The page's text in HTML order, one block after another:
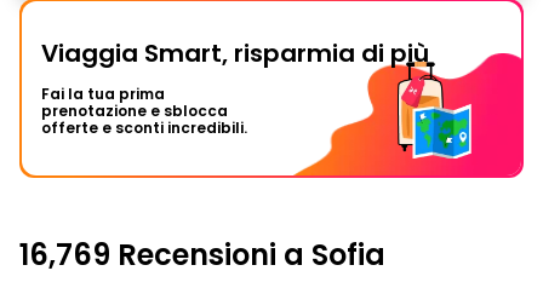
Viaggia Smart, risparmia di più
Fai la tua prima
prenotazione e sblocca
offerte e sconti incredibili.
16,769 Recensioni a Sofia